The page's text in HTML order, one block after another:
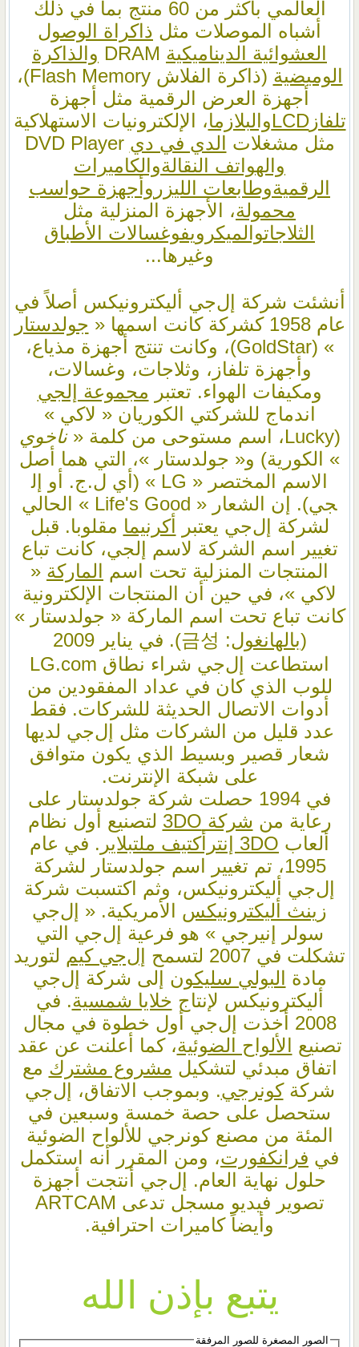
العالمي بأكثر من 60 منتج بما في ذلك
أشباه الموصلات مثل ذاكراة الوصول
العشوائية الديناميكية
والذاكرة
الوميضية
(ذاكرة الفلاش Flash Memory)،
أجهزة العرض الرقمية مثل أجهزة
تلفازLCDوالبلازما، الإلكترونيات الاستهلاكية
مثل مشغلات الدي في دي DVD Player
والهواتف النقالةوالكاميرات
الرقميةوطابعات الليزر وأجهزة حواسب
محمولة، الأجهزة المنزلية مثل
الثلاجاتوالميكرويفوغسالات الأطباق
وغيرها...
أنشئت شركة إل‌جي أليكترونيكس أصلاً في
عام 1958 كشركة كانت اسمها «
جولدستار
» (GoldStar)، وكانت تنتج أجهزة مذياع،
وأجهزة تلفاز، وثلاجات، وغسالات،
ومكيفات الهواء. تعتبر مجموعة إل​جي
اندماج للشركتي الكوريان « لاكي »
(Lucky، اسم مستوحى من كلمة «
ناخوي
» الكورية) و« جولدستار »، التي هما أصل
الاسم المختصر « LG » (أي ل.ج. أو إل​
جي). إن الشعار « Life's Good » الحالي
لشركة إل‌جي يعتبر أكرنيما مقلوبا. قبل
تغيير اسم الشركة لاسم إل​جي، كانت تباع
المنتجات المنزلية تحت اسم الماركة «
لاكي »، في حين أن المنتجات الإلكترونية
كانت تباع تحت اسم الماركة « جولدستار »
(بالهانغول
: 금성). في يناير 2009
استطاعت إل‌جي شراء نطاق LG.com
للوب الذي كان في عداد المفقودين من
أدوات الاتصال الحديثة للشركات. فقط
عدد قليل من الشركات مثل إل‌جي لديها
شعار قصير وبسيط الذي يكون متوافق
على شبكة الإنترنت.
في 1994 حصلت شركة جولدستار على
رعاية من شركة 3DO
لتصنيع أول نظام
ألعاب 3DO إنترأكتيف ملتبلاير
. في عام
1995، تم تغيير اسم جولدستار لشركة
إل‌جي أليكترونيكس، وثم اكتسبت شركة
زينث أليكترونيكس الأمريكية. « إل‌جي
سولر إنيرجي » هو فرعية إل‌جي التي
تشكلت في 2007 لتسمح
إل‌جي كيم لتوريد
مادة البولي سليكون إلى شركة إل‌جي
أليكترونيكس لإنتاج خلايا شمسية. في
2008 أخذت إل‌جي أول خطوة في مجال
تصنيع الألواح الضوئية، كما أعلنت عن عقد
اتفاق مبدئي لتشكيل مشروع مشترك مع
شركةكونرجي. وبموجب الاتفاق، إل‌جي
ستحصل على حصة خمسة وسبعين في
المئة من مصنع كونرجي للألواح الضوئية
في فرانكفورت، ومن المقرر أنه استكمل
حلول نهاية العام. إل‌جي أنتجت أجهزة
تصوير فيديو مسجل تدعى ARTCAM
وأيضاً كاميرات احترافية.
يتبع بإذن الله
الصور المصغرة للصور المرفقة